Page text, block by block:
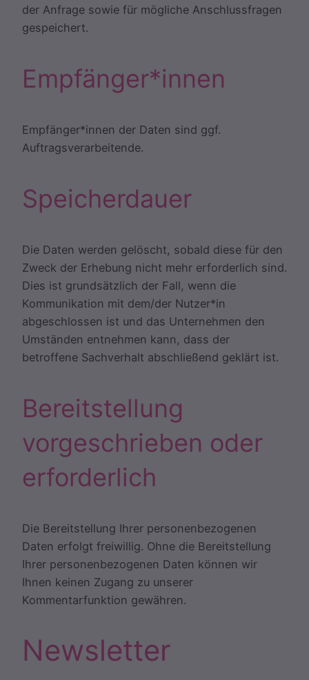
der Anfrage sowie für mögliche Anschlussfragen
gespeichert.
Empfänger*innen
Empfänger*innen der Daten sind ggf.
Auftragsverarbeitende.
Speicherdauer
Die Daten werden gelöscht, sobald diese für den
Zweck der Erhebung nicht mehr erforderlich sind.
Dies ist grundsätzlich der Fall, wenn die
Kommunikation mit dem/der Nutzer*in
abgeschlossen ist und das Unternehmen den
Umständen entnehmen kann, dass der
betroffene Sachverhalt abschließend geklärt ist.
Bereitstellung
vorgeschrieben oder
erforderlich
Die Bereitstellung Ihrer personenbezogenen
Daten erfolgt freiwillig. Ohne die Bereitstellung
Ihrer personenbezogenen Daten können wir
Ihnen keinen Zugang zu unserer
Kommentarfunktion gewähren.
Newsletter